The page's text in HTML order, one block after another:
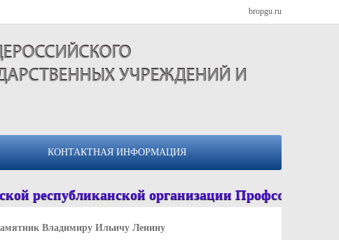
bropgu.ru
УЧРЕЖДЕНИЙ И
КОНТАКТНАЯ ИНФОРМАЦИЯ
республиканской организации Профсоюза
Владимиру Ильичу Ленину